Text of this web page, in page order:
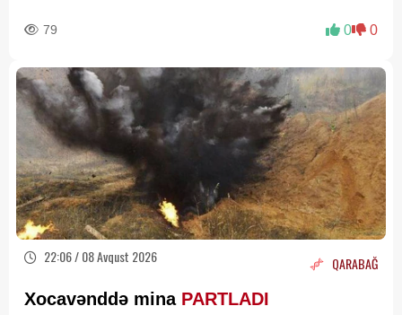
79 0 0
22:06 / 08 Avqust 2026 QARABAĞ
Xocavənddə mina PARTLADI